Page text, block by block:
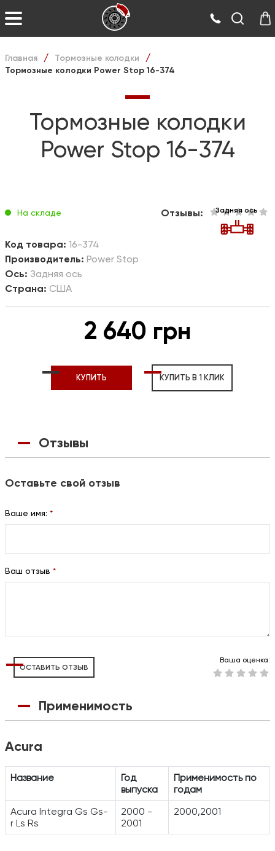
Главная / Тормозные колодки /
Тормозные колодки Power Stop 16-374
Тормозные колодки
Power Stop 16-374
Задняя ось
На складе Отзывы:
Код товара: 16-374
Производитель: Power Stop
Ось: Задняя ось
Страна: США
2 640 грн
КУПИТЬ КУПИТЬ В 1 КЛИК
Отзывы
Оставьте свой отзыв
Ваше имя: *
Ваш отзыв *
ОСТАВИТЬ ОТЗЫВ
Ваша оценка:
Применимость
Acura
Название
Год
выпуска
Применимость по
годам
Acura Integra Gs Gs-
r Ls Rs
2000 -
2001
2000,2001